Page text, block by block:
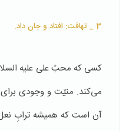
3 _ تهافت: افتاد و جان داد.
کسی که محبّ علی علیه
می‌کند. منیّت و وجودی برای
آن است که همیشه ترابِ